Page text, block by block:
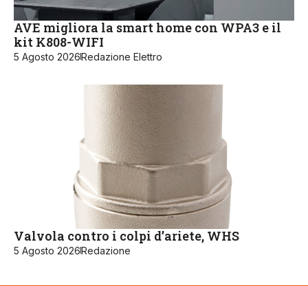
AVE migliora la smart home con WPA3 e il
kit K808-WIFI
5 Agosto 2026Redazione Elettro
Valvola contro i colpi d’ariete, WHS
5 Agosto 2026Redazione